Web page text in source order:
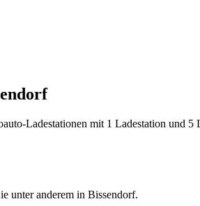
Ladestationen mit 1 Ladestation und 5
unter anderem in Bissendorf.